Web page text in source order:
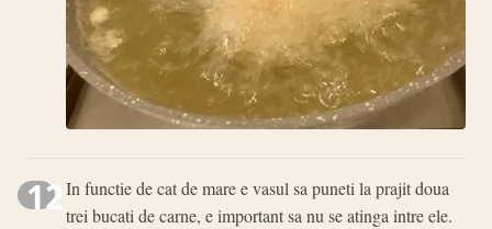
12In functie de cat de mare e vasul sa puneti la prajit doua
trei bucati de carne, e important sa nu se atinga intre ele.